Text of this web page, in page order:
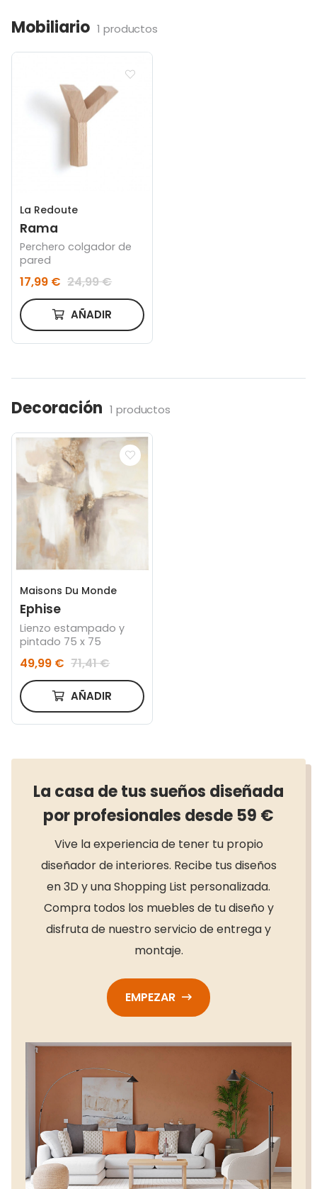
Mobiliario 1 productos
La Redoute
Rama
Perchero colgador de
pared
17,99 € 24,99 €
AÑADIR
Decoración 1 productos
Maisons Du Monde
Ephise
Lienzo estampado y
pintado 75 x 75
49,99 € 71,41 €
AÑADIR
La casa de tus sueños diseñada
por profesionales desde 59 €
Vive la experiencia de tener tu propio
diseñador de interiores. Recibe tus diseños
en 3D y una Shopping List personalizada.
Compra todos los muebles de tu diseño y
disfruta de nuestro servicio de entrega y
montaje.
EMPEZAR